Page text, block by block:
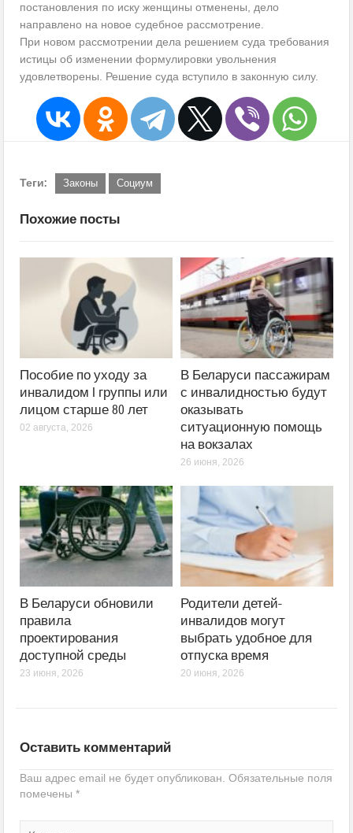
постановления по иску женщины отменены, дело
направлено на новое судебное рассмотрение.
При новом рассмотрении дела решением суда требования
истицы об изменении формулировки увольнения
удовлетворены. Решение суда вступило в законную силу.
Теги: Законы Социум
Похожие посты
Пособие по уходу за
инвалидом I группы или
лицом старше 80 лет
02 августа, 2026
В Беларуси пассажирам
с инвалидностью будут
оказывать
ситуационную помощь
на вокзалах
26 июня, 2026
В Беларуси обновили
правила
проектирования
доступной среды
23 июня, 2026
Родители детей-
инвалидов могут
выбрать удобное для
отпуска время
20 июня, 2026
Оставить комментарий
Ваш адрес email не будет опубликован. Обязательные поля
помечены*